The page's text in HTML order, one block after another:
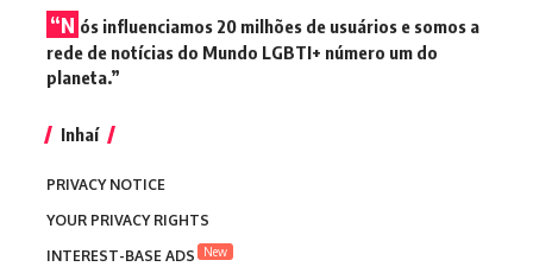
“N ós influenciamos 20 milhões de usuários e somos a
rede de notícias do Mundo LGBTI+ número um do
planeta.”
Inhaí
PRIVACY NOTICE
YOUR PRIVACY RIGHTS
INTEREST-BASE ADS
New